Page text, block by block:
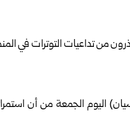
اليوم الجمعة من أن